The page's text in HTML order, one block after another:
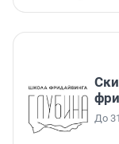
До